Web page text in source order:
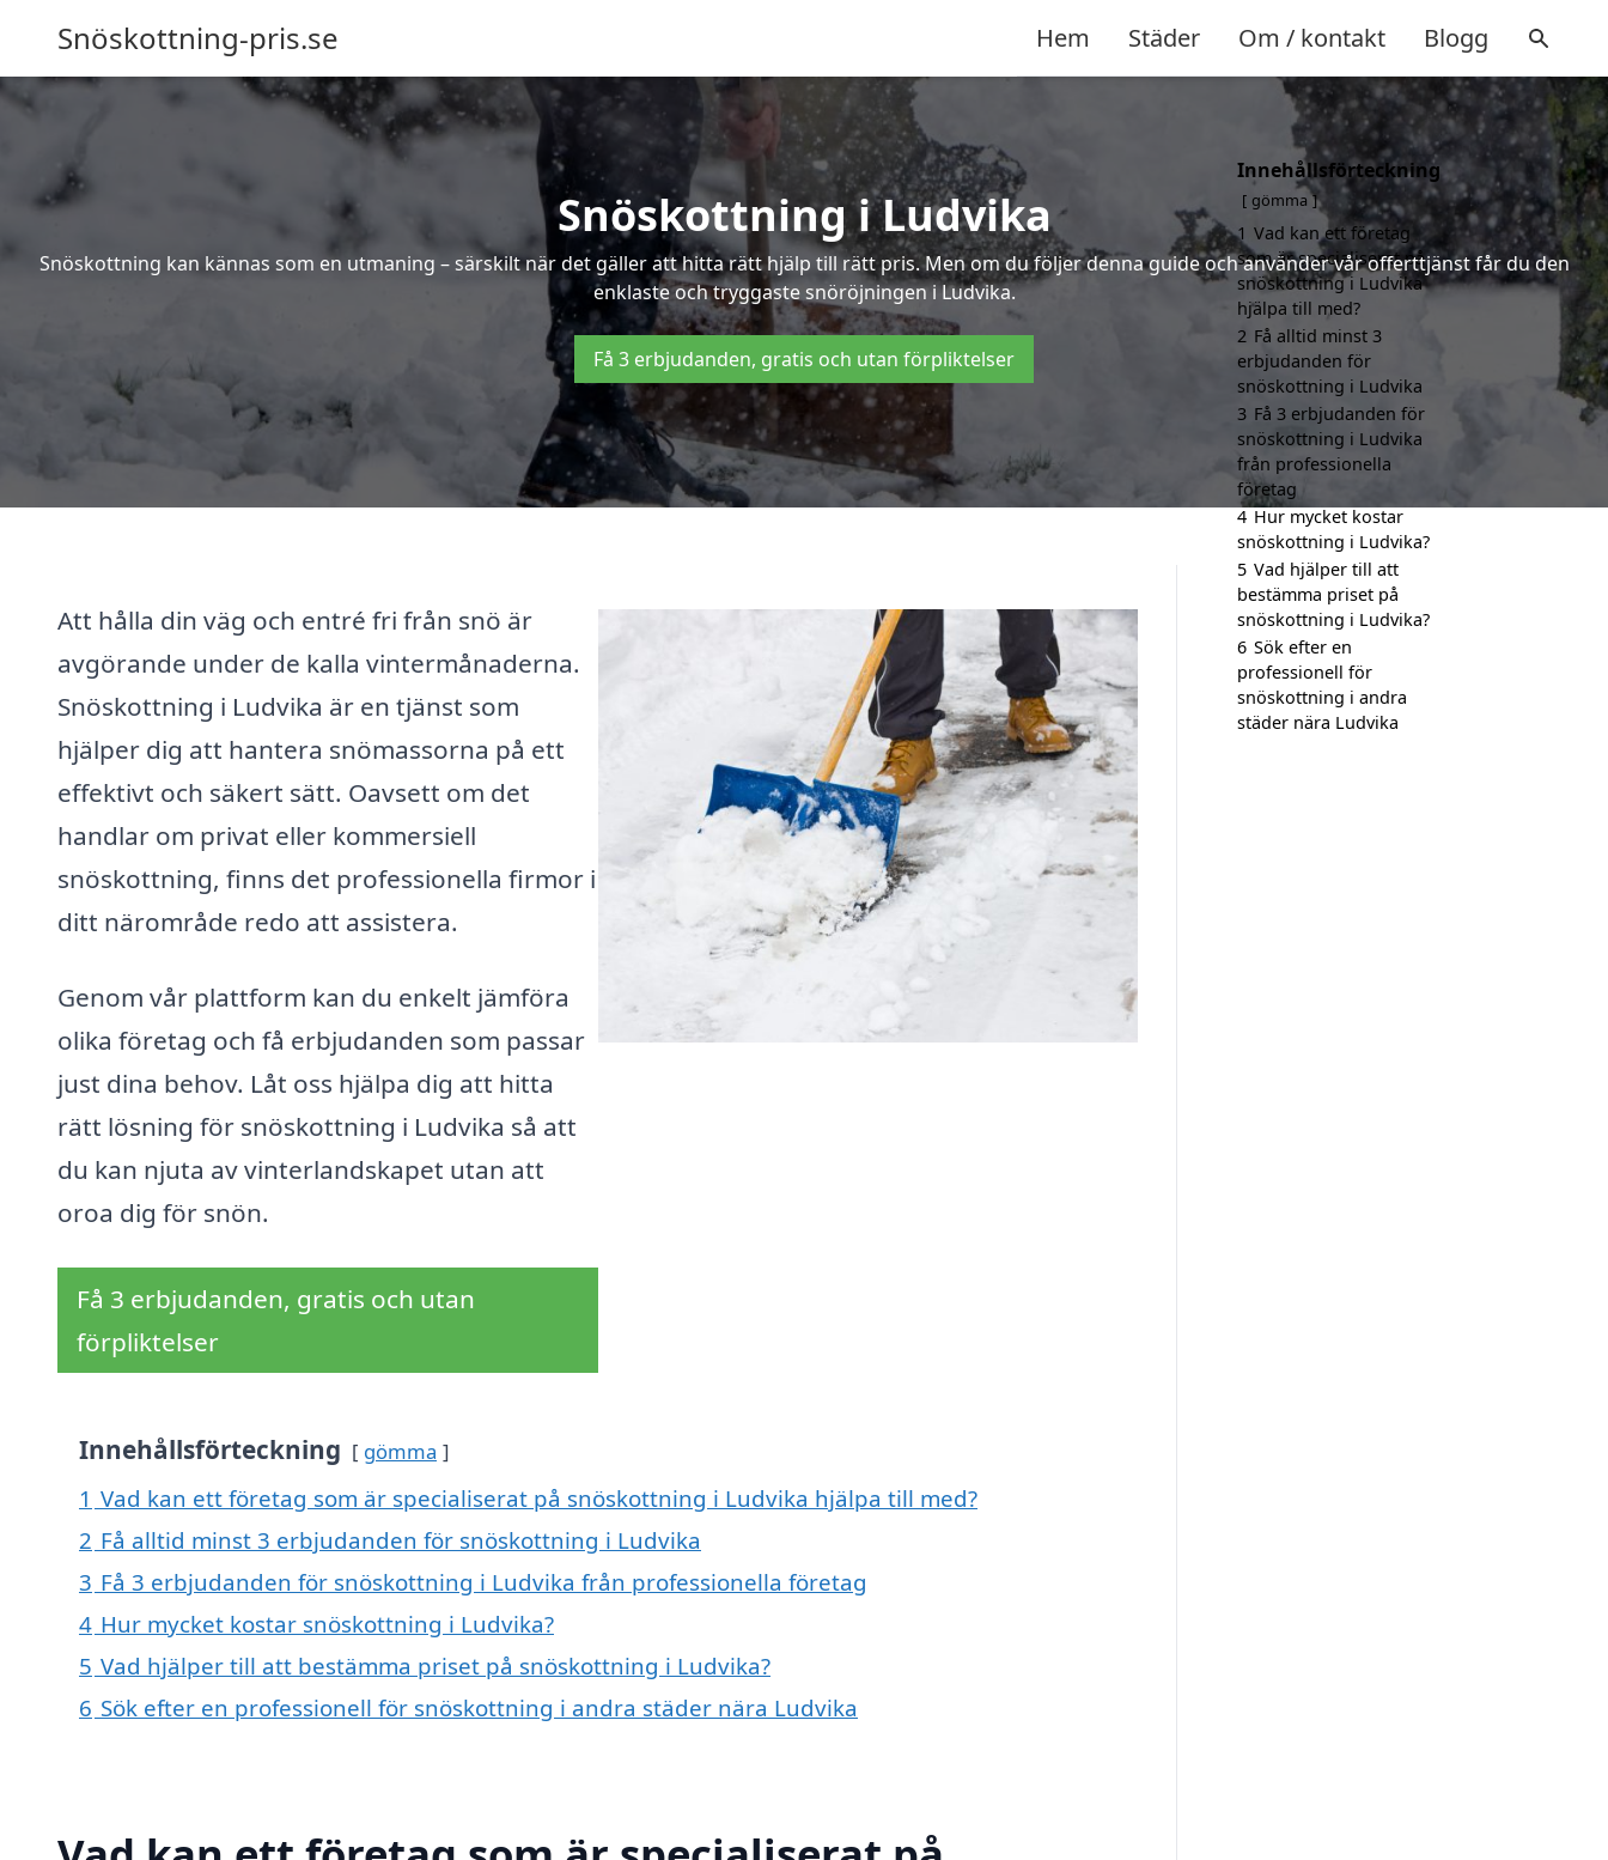
Snöskottning-pris.se Hem Städer Om / kontakt Blogg
Snöskottning i Ludvika
Snöskottning kan kännas som en utmaning – särskilt när det gäller att hitta rätt hjälp till rätt pris. Men om du följer denna guide och använder vår offerttjänst får du den
enklaste och tryggaste snöröjningen i Ludvika.
Få 3 erbjudanden, gratis och utan förpliktelser
Att hålla din väg och entré fri från snö är
avgörande under de kalla vintermånaderna.
Snöskottning i Ludvika är en tjänst som
hjälper dig att hantera snömassorna på ett
effektivt och säkert sätt. Oavsett om det
handlar om privat eller kommersiell
snöskottning, finns det professionella firmor i
ditt närområde redo att assistera.
Genom vår plattform kan du enkelt jämföra
olika företag och få erbjudanden som passar
just dina behov. Låt oss hjälpa dig att hitta
rätt lösning för snöskottning i Ludvika så att
du kan njuta av vinterlandskapet utan att
oroa dig för snön.
Få 3 erbjudanden, gratis och utan
förpliktelser
Innehållsförteckning gömma
1 Vad kan ett företag som är specialiserat på snöskottning i Ludvika hjälpa till med?
2 Få alltid minst 3 erbjudanden för snöskottning i Ludvika
3 Få 3 erbjudanden för snöskottning i Ludvika från professionella företag
4 Hur mycket kostar snöskottning i Ludvika?
5 Vad hjälper till att bestämma priset på snöskottning i Ludvika?
6 Sök efter en professionell för snöskottning i andra städer nära Ludvika
Innehållsförteckning
gömma
1 Vad kan ett företag
som är specialiserat på
snöskottning i Ludvika
hjälpa till med?
2 Få alltid minst 3
erbjudanden för
snöskottning i Ludvika
3 Få 3 erbjudanden för
snöskottning i Ludvika
från professionella
företag
4 Hur mycket kostar
snöskottning i Ludvika?
5 Vad hjälper till att
bestämma priset på
snöskottning i Ludvika?
6 Sök efter en
professionell för
snöskottning i andra
städer nära Ludvika